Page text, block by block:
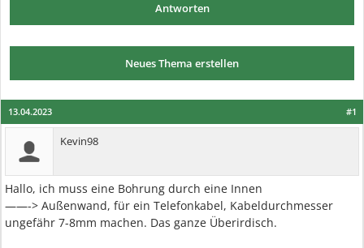
Antworten
Neues Thema erstellen
#1
13.04.2023
Kevin98
Hallo, ich muss eine Bohrung durch eine Innen
——-> Außenwand, für ein Telefonkabel, Kabeldurchmesser
ungefähr 7-8mm machen. Das ganze Überirdisch.